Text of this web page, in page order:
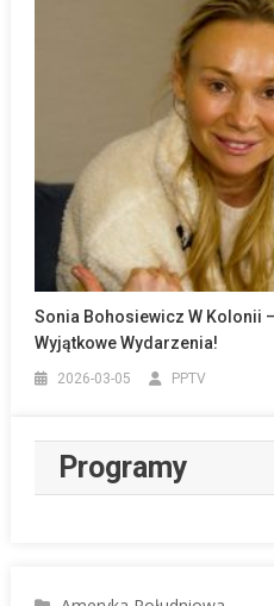
Sonia Bohosiewicz W Kolonii
Wyjątkowe Wydarzenia!
2026-03-05 PPTV
Programy